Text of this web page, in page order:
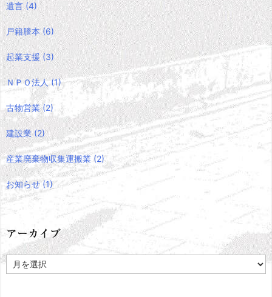
遺言(4)
戸籍謄本(6)
起業支援(3)
ＮＰＯ法人(1)
古物営業(2)
建設業(2)
産業廃棄物収集運搬業 (2)
お知らせ(1)
アーカイブ
ー